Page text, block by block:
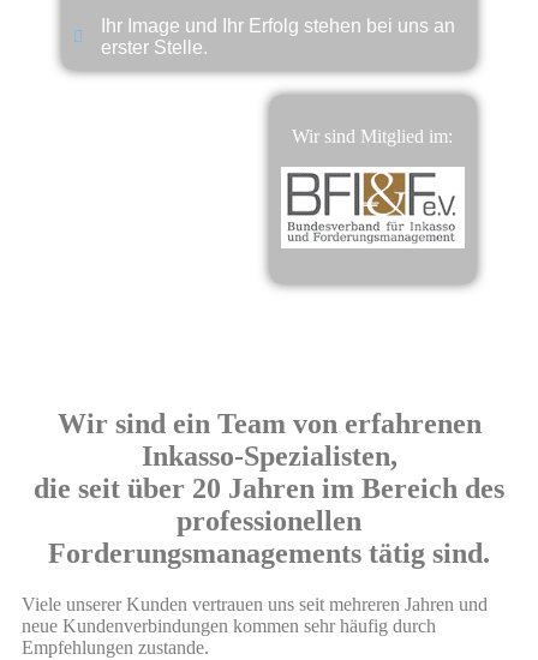
Ihr Image und Ihr Erfolg stehen bei uns an
erster Stelle.
Wir sind Mitglied im:
Wir sind ein Team von erfahrenen
Inkasso-Spezialisten,
die seit über 20 Jahren im Bereich des
professionellen
Forderungsmanagements tätig sind.
Viele unserer Kunden vertrauen uns seit mehreren Jahren und
neue Kundenverbindungen kommen sehr häufig durch
Empfehlungen zustande.